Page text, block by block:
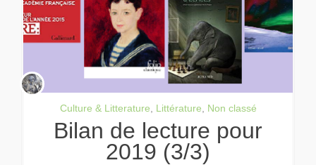
Culture & Litterature Littérature Non classé
Bilan de lecture pour
2019 (3/3)